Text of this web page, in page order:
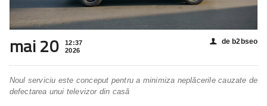
mai 20
12:37
2026
👤 de b2bseo
Noul serviciu este conceput pentru a minimiza neplăcerile cauzate de
defectarea unui televizor din casă